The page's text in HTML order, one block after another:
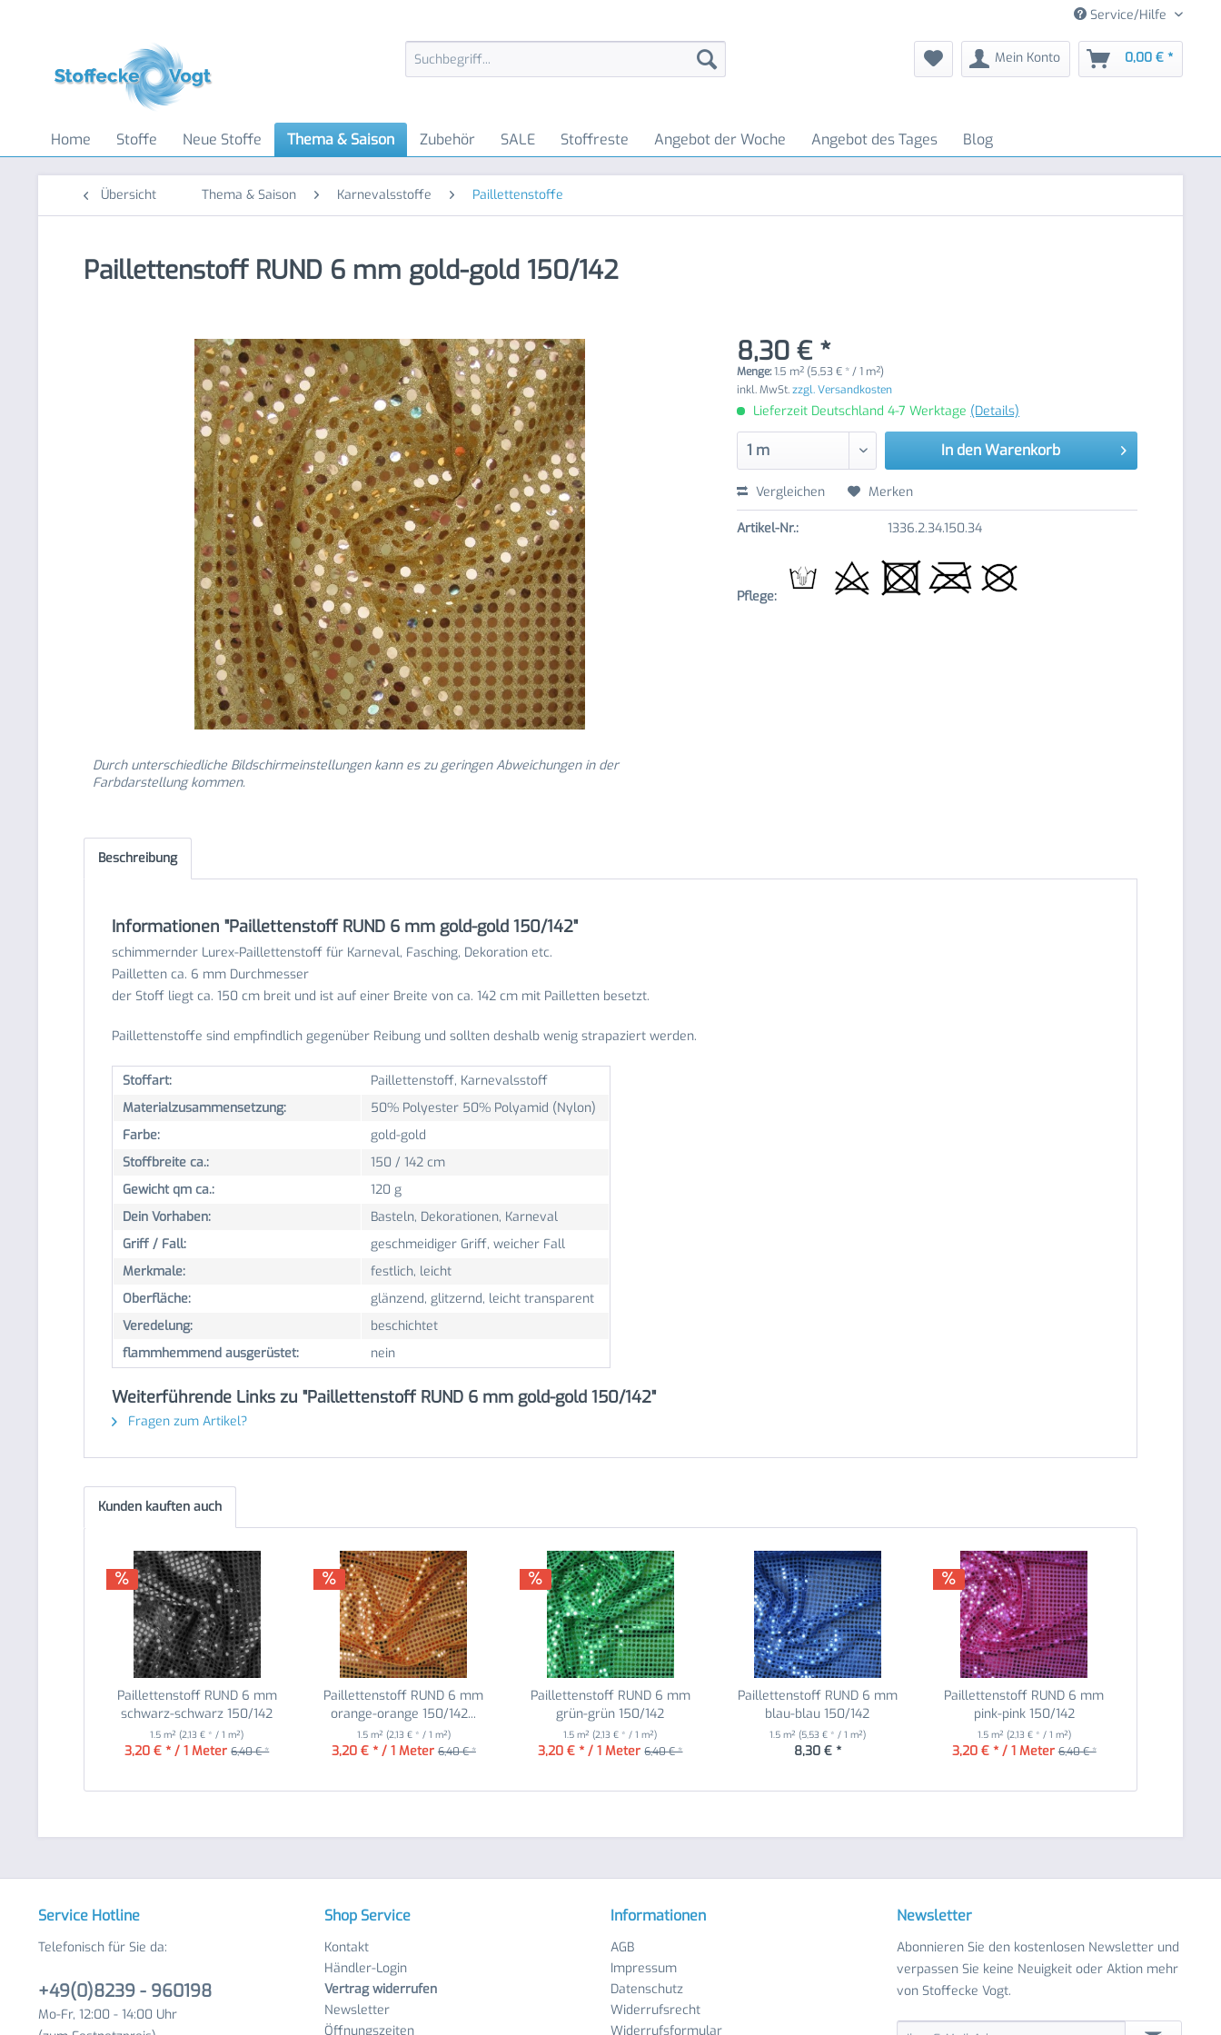
Service/Hilfe
Mein Konto 0,00 € *
Home Stoffe Neue Stoffe Thema & Saison Zubehör SALE Stoffreste Angebot der Woche Angebot des Tages Blog
Übersicht Thema & Saison Karnevalsstoffe Paillettenstoffe
Paillettenstoff RUND 6 mm gold-gold 150/142
Durch unterschiedliche Bildschirmeinstellungen kann es zu geringen Abweichungen in der
Farbdarstellung kommen.
8,30 € *
Menge:1.5 m² (5,53 € * / 1 m²)
inkl. MwSt.zzgl. Versandkosten
Lieferzeit Deutschland 4-7 Werktage (Details)
In den Warenkorb
Vergleichen Merken
Artikel-Nr.: 1336.2.34.150.34
Pflege:
Beschreibung
Informationen "Paillettenstoff RUND 6 mm gold-gold 150/142"
schimmernder Lurex-Paillettenstoff für Karneval, Fasching, Dekoration etc.
Pailletten ca. 6 mm Durchmesser
der Stoff liegt ca. 150 cm breit und ist auf einer Breite von ca. 142 cm mit Pailletten besetzt.
Paillettenstoffe sind empfindlich gegenüber Reibung und sollten deshalb wenig strapaziert werden.
Stoffart:
Paillettenstoff, Karnevalsstoff
Materialzusammensetzung:
50% Polyester 50% Polyamid (Nylon)
Farbe:
gold-gold
Stoffbreite ca.:
150 / 142 cm
Gewicht qm ca.:
120 g
Dein Vorhaben:
Basteln, Dekorationen, Karneval
Griff / Fall:
geschmeidiger Griff, weicher Fall
Merkmale:
festlich, leicht
Oberfläche:
glänzend, glitzernd, leicht transparent
Veredelung:
beschichtet
flammhemmend ausgerüstet:
nein
Weiterführende Links zu "Paillettenstoff RUND 6 mm gold-gold 150/142"
Fragen zum Artikel?
Kunden kauften auch
Paillettenstoff RUND 6 mm
schwarz-schwarz 150/142
1.5 m²(2,13 € * / 1 m²)
3,20 € * / 1 Meter 6,40 € *
Paillettenstoff RUND 6 mm
orange-orange 150/142...
1.5 m² (2,13 € * / 1 m²)
3,20 € * / 1 Meter 6,40 € *
Paillettenstoff RUND 6 mm
grün-grün 150/142
1.5 m²(2,13 € * / 1 m²)
3,20 € * / 1 Meter 6,40 € *
Paillettenstoff RUND 6 mm
blau-blau 150/142
1.5 m² (5,53 € * / 1 m²)
8,30 € *
Paillettenstoff RUND 6 mm
pink-pink 150/142
1.5 m² (2,13 € * / 1 m²)
3,20 € * / 1 Meter 6,40 € *
Service Hotline
Telefonisch für Sie da:
+49(0)8239 - 960198
Mo-Fr, 12:00 - 14:00 Uhr
Shop Service
Kontakt
Händler-Login
Vertrag widerrufen
Newsletter
Öffnungszeiten
Informationen
AGB
Impressum
Datenschutz
Widerrufsrecht
Widerrufsformular
Newsletter
Abonnieren Sie den kostenlosen Newsletter und
verpassen Sie keine Neuigkeit oder Aktion mehr
von Stoffecke Vogt.